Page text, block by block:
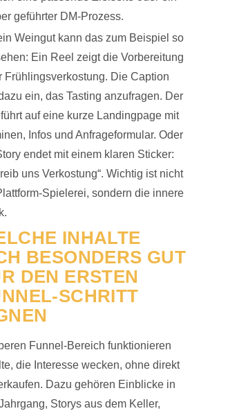
geführter DM-Prozess.
Weingut kann das zum Beispiel so
Ein Reel zeigt die Vorbereitung
Frühlingsverkostung. Die Caption
ein, das Tasting anzufragen. Der
führt auf eine kurze Landingpage mit
Infos und Anfrageformular. Oder
endet mit einem klaren Sticker:
uns Verkostung“. Wichtig ist nicht
Spielerei, sondern die innere
INHALTE
BESONDERS GUT
DEN ERSTEN
SCHRITT
Funnel-Bereich funktionieren
die Interesse wecken, ohne direkt
Dazu gehören Einblicke in
Storys aus dem Keller,